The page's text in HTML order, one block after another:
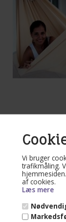
Vi bruger
trafikmåling.
af cookies.
Læs mere